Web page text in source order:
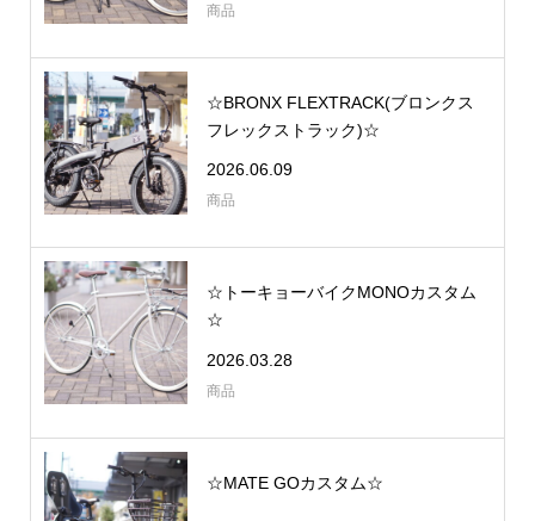
商品
☆BRONX FLEXTRACK(ブロンクス
フレックストラック)☆
2026.06.09
商品
☆トーキョーバイクMONOカスタム
☆
2026.03.28
商品
☆MATE GOカスタム☆